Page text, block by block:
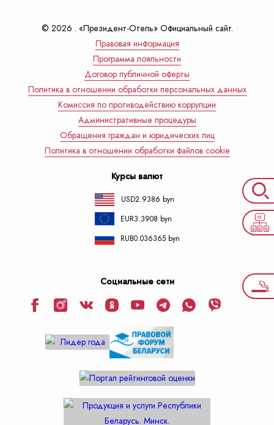
© 2026 . «Президент-Отель» Официальный сайт.
Правовая информация
Программа лояльности
Договор публичной оферты
Политика в отношении обработки персональных данных
Комиссия по противодействию коррупции
Административные процедуры
Обращения граждан и юридических лиц
Политика в отношении обработки файлов cookie
Курсы валют
USD2.9386 byn
EUR3.3908 byn
RUB0.036365 byn
Социальные сети